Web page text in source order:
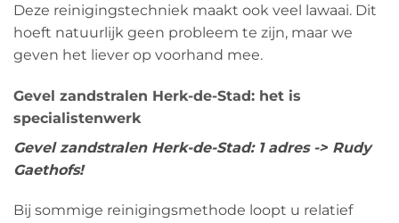
Deze reinigingstechniek maakt ook veel lawaai. Dit
hoeft natuurlijk geen probleem te zijn, maar we
geven het liever op voorhand mee.
Gevel zandstralen Herk-de-Stad: het is
specialistenwerk
Gevel zandstralen Herk-de-Stad: 1 adres -> Rudy
Gaethofs!
Bij sommige reinigingsmethode loopt u relatief